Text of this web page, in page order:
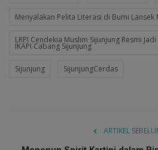
Menyalakan Pelita Literasi di Bumi Lansek
LRPI Cendekia Muslim Sijunjung Resmi
IKAPI Cabang Sijunjung
Sijunjung SijunjungCerdas
ARTIKEL